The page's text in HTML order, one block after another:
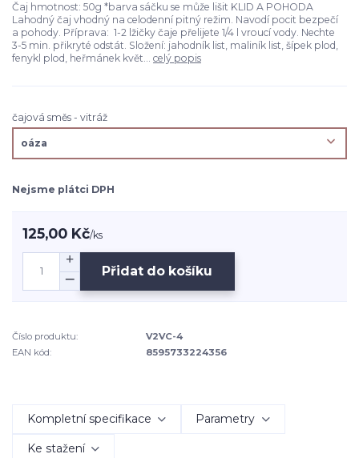
Čaj hmotnost: 50g *barva sáčku se může lišit KLID A POHODA
Lahodný čaj vhodný na celodenní pitný režim. Navodí pocit bezpečí
a pohody. Příprava: 1-2 lžičky čaje přelijete 1/4 l vroucí vody. Nechte
3-5 min. přikryté odstát. Složení: jahodník list, maliník list, šípek plod,
fenykl plod, heřmánek květ... celý popis
čajová směs - vitráž
Nejsme plátci DPH
125,00 Kč/ks
Přidat do košíku
Číslo produktu:
V2VC-4
EAN kód:
8595733224356
Kompletní specifikace Parametry
Ke stažení